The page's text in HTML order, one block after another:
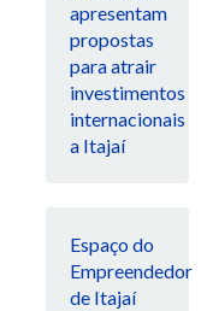
apresentam
propostas
para atrair
investimentos
internacionais
a Itajaí
Espaço do
Empreendedor
de Itajaí